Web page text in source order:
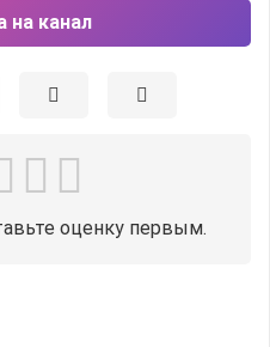
на канал
оценку первым.